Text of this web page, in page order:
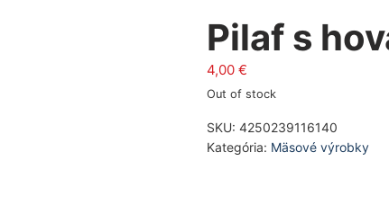
Pilaf s
4,00 €
Out of stock
SKU: 4250239116140
Kategória: Mäsové výrobky